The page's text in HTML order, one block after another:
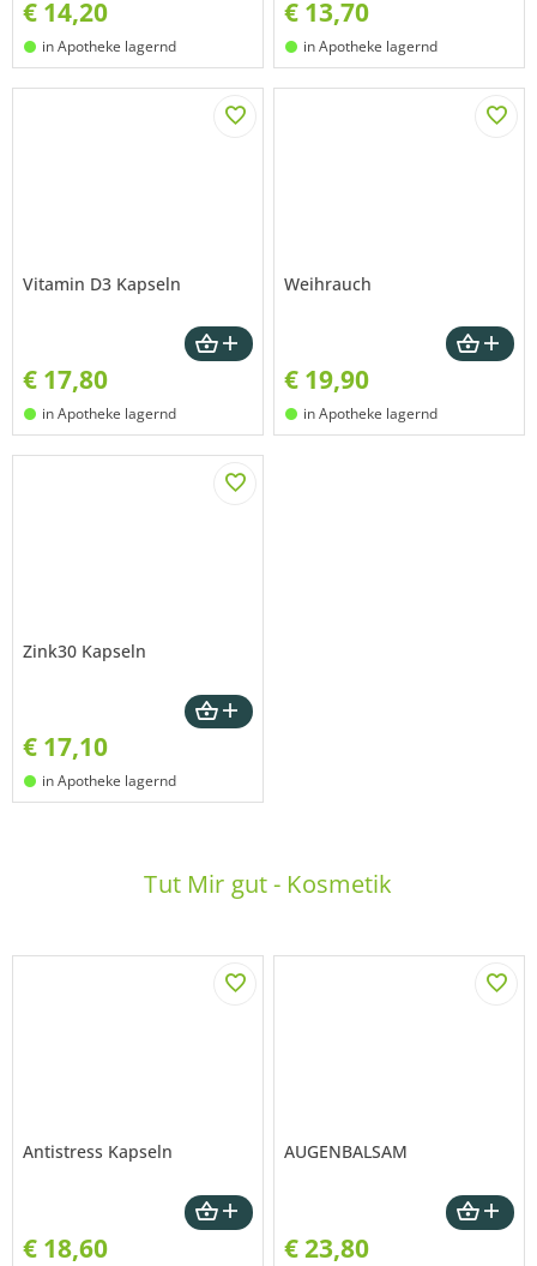
€ 14,20
in Apotheke lagernd
€ 13,70
in Apotheke lagernd
Vitamin D3 Kapseln
€ 17,80
in Apotheke lagernd
Weihrauch
€ 19,90
in Apotheke lagernd
Zink30 Kapseln
€ 17,10
in Apotheke lagernd
Tut Mir gut - Kosmetik
Antistress Kapseln
€ 18,60
AUGENBALSAM
€23,80